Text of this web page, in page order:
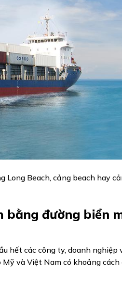
Beach, cảng beach hay
bằng đường biển
hết các công ty, doanh nghiệp
và Việt Nam có khoảng